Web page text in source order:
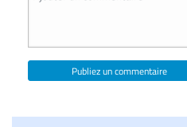
Publiez un commentaire